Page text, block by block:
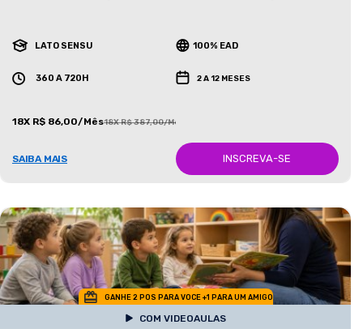
LATO SENSU 100% EAD
360 A 720H 2 A 12 MESES
18X R$ 86,00/Mês18X R$ 387,00/Mês
SAIBA MAIS INSCREVA-SE
GANHE 2 POS PARA VOCE +1 PARA UM AMIGO
COM VIDEOAULAS